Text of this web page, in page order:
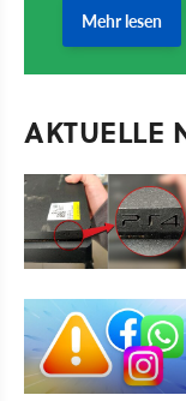
AKTUELLE